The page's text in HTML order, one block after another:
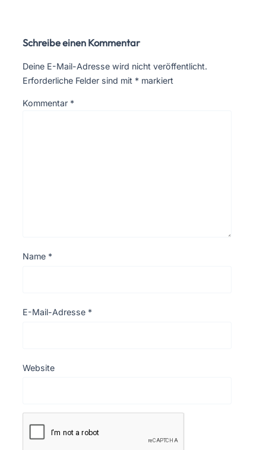
Schreibe einen Kommentar
Deine E-Mail-Adresse wird nicht veröffentlicht.
Erforderliche Felder sind mit * markiert
Kommentar *
Name *
E-Mail-Adresse *
Website